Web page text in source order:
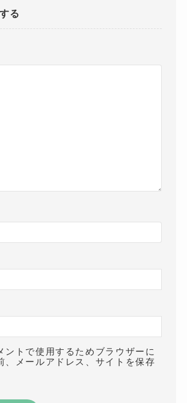
る
ントで使用するためブラウザーに
、メールアドレス、サイトを保存